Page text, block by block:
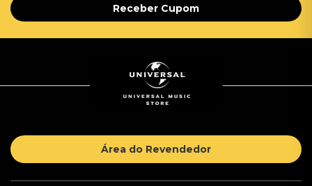
Receber Cupom
Área do Revendedor